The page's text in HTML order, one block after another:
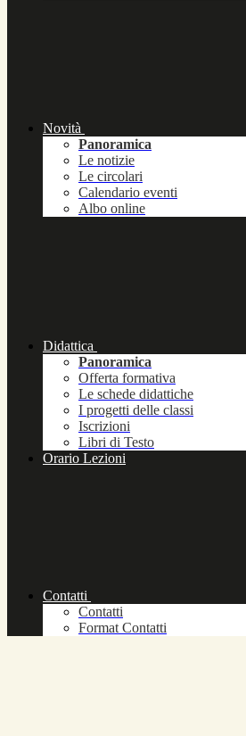
Novità
Panoramica
Le notizie
Le circolari
Calendario eventi
Albo online
Didattica
Panoramica
Offerta formativa
Le schede didattiche
I progetti delle classi
Iscrizioni
Libri di Testo
Orario Lezioni
Contatti
Contatti
Format Contatti